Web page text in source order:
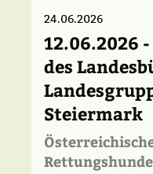
24.06.2026
12.06.2026
des
Steiermark